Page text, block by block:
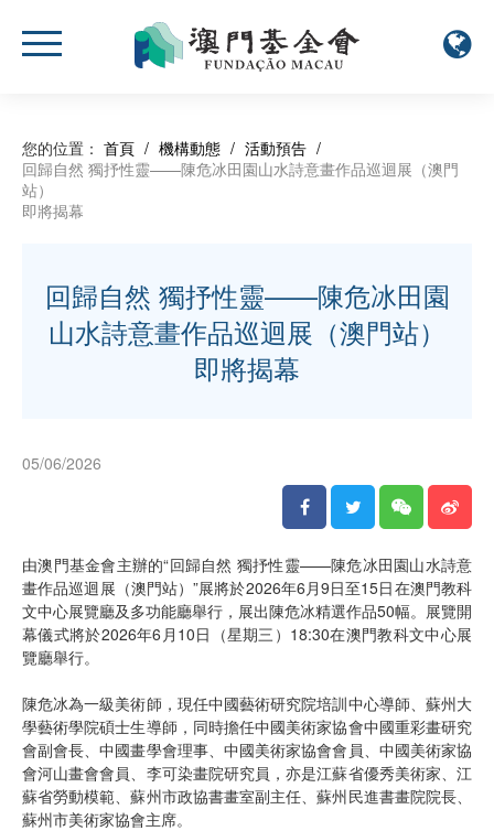
您的位置： 首頁 / 機構動態 / 活動預告 /
回歸自然 獨抒性靈——陳危冰田園山水詩意畫作品巡迴展（澳門
站）
即將揭幕
回歸自然 獨抒性靈——陳危冰田園
山水詩意畫作品巡迴展（澳門站）
即將揭幕
05/06/2026
由澳門基金會主辦的“回歸自然 獨抒性靈——陳危冰田園山水詩意
畫作品巡迴展（澳門站）”展將於2026年6月9日至15日在澳門教科
文中心展覽廳及多功能廳舉行，展出陳危冰精選作品50幅。展覽開
幕儀式將於2026年6月10日（星期三）18:30在澳門教科文中心展
覽廳舉行。
陳危冰為一級美術師，現任中國藝術研究院培訓中心導師、蘇州大
學藝術學院碩士生導師，同時擔任中國美術家協會中國重彩畫研究
會副會長、中國畫學會理事、中國美術家協會會員、中國美術家協
會河山畫會會員、李可染畫院研究員，亦是江蘇省優秀美術家、江
蘇省勞動模範、蘇州市政協書畫室副主任、蘇州民進書畫院院長、
蘇州市美術家協會主席。